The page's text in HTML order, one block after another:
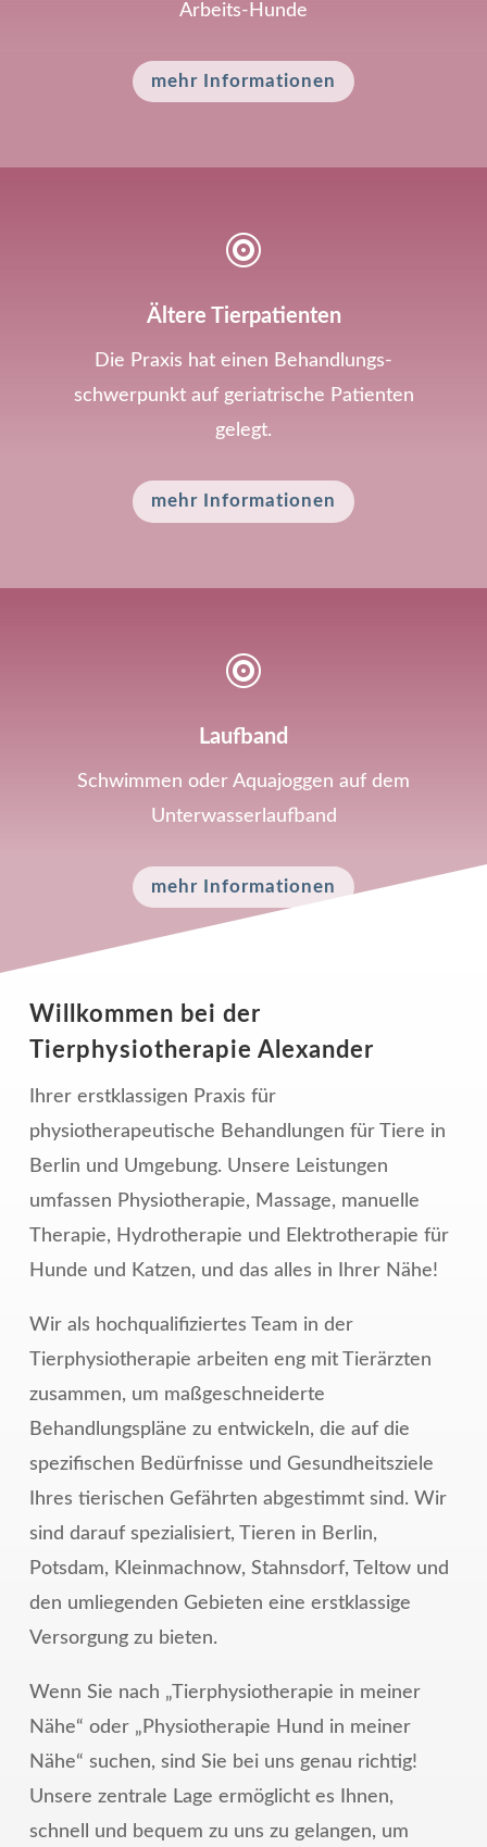
Arbeits-Hunde
mehr Informationen

Ältere Tier­patienten
Die Praxis hat einen Behandlungs­
schwerpunkt auf geriatrische Patienten
gelegt.
mehr Informationen

Laufband
Schwimmen oder Aquajoggen auf dem
Unterwasserlaufband
mehr Informationen
Willkommen bei der
Tierphysiotherapie Alexander
Ihrer erstklassigen Praxis für
physiotherapeutische Behandlungen für Tiere in
Berlin und Umgebung. Unsere Leistungen
umfassen Physiotherapie, Massage, manuelle
Therapie, Hydrotherapie und Elektrotherapie für
Hunde und Katzen, und das alles in Ihrer Nähe!
Wir als hochqualifiziertes Team in der
Tierphysiotherapie arbeiten eng mit Tierärzten
zusammen, um maßgeschneiderte
Behandlungspläne zu entwickeln, die auf die
spezifischen Bedürfnisse und Gesundheitsziele
Ihres tierischen Gefährten abgestimmt sind. Wir
sind darauf spezialisiert, Tieren in Berlin,
Potsdam, Kleinmachnow, Stahnsdorf, Teltow und
den umliegenden Gebieten eine erstklassige
Versorgung zu bieten.
Wenn Sie nach „Tierphysiotherapie in meiner
Nähe“ oder „Physiotherapie Hund in meiner
Nähe“ suchen, sind Sie bei uns genau richtig!
Unsere zentrale Lage ermöglicht es Ihnen,
schnell und bequem zu uns zu gelangen, um